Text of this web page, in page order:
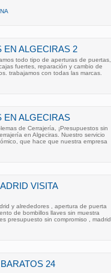
EN ALGECIRAS 2
todo tipo de aperturas de puertas,
fuertes, reparación y cambio de
trabajamos con todas las marcas.
EN ALGECIRAS
de Cerrajería, ¡Presupuestos sin
en Algeciras. Nuestro servicio
que hace que nuestra empresa
VISITA
y alrededores , apertura de puerta
de bombillos llaves sin muestra
presupuesto sin compromiso , madrid,
24